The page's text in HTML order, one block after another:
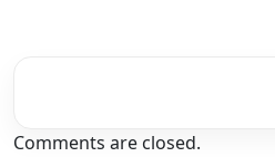
Comments are closed.